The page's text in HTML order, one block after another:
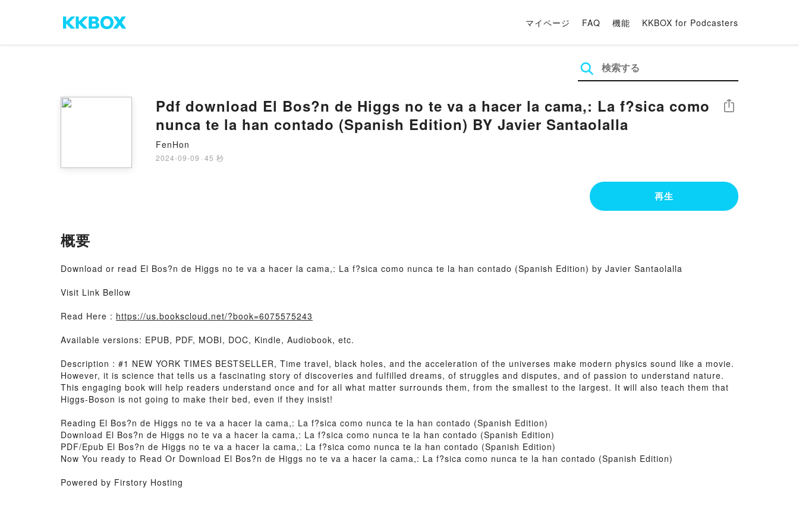
マイページ FAQ 機能 KKBOX for Podcasters
Pdf download El Bos?n de Higgs no te va a hacer la cama,: La f?sica como
nunca te la han contado (Spanish Edition) BY Javier Santaolalla
FenHon
2024-09-09 · 45 秒
シェア
再生
概要
Download or read El Bos?n de Higgs no te va a hacer la cama,: La f?sica como nunca te la han contado (Spanish Edition) by Javier Santaolalla
Visit Link Bellow
Read Here : https://us.bookscloud.net/?book=6075575243
Available versions: EPUB, PDF, MOBI, DOC, Kindle, Audiobook, etc.
Description : #1 NEW YORK TIMES BESTSELLER, Time travel, black holes, and the acceleration of the universes make modern physics sound like a movie.
However, it is science that tells us a fascinating story of discoveries and fulfilled dreams, of struggles and disputes, and of passion to understand nature.
This engaging book will help readers understand once and for all what matter surrounds them, from the smallest to the largest. It will also teach them that
Higgs-Boson is not going to make their bed, even if they insist!
Reading El Bos?n de Higgs no te va a hacer la cama,: La f?sica como nunca te la han contado (Spanish Edition)
Download El Bos?n de Higgs no te va a hacer la cama,: La f?sica como nunca te la han contado (Spanish Edition)
PDF/Epub El Bos?n de Higgs no te va a hacer la cama,: La f?sica como nunca te la han contado (Spanish Edition)
Now You ready to Read Or Download El Bos?n de Higgs no te va a hacer la cama,: La f?sica como nunca te la han contado (Spanish Edition)
Powered by Firstory Hosting